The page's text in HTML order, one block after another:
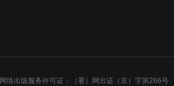
网络出版服务许可证：（署）网出证（京）字第266号